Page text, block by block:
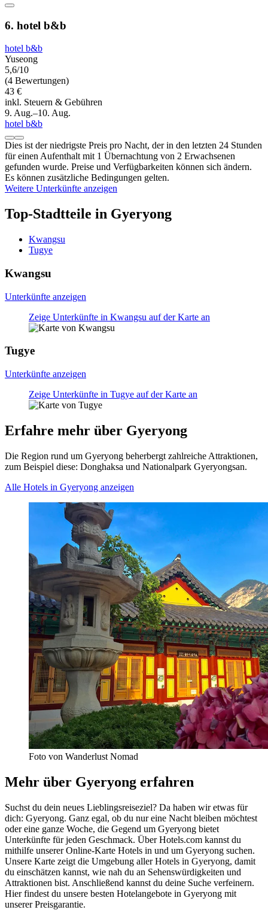
6. hotel b&b
hotel b&b
Yuseong
5,6/10
(4 Bewertungen)
43 €
inkl. Steuern & Gebühren
9. Aug.–10. Aug.
hotel b&b
Dies ist der niedrigste Preis pro Nacht, der in den letzten 24 Stunden
für einen Aufenthalt mit 1 Übernachtung von 2 Erwachsenen
gefunden wurde. Preise und Verfügbarkeiten können sich ändern.
Es können zusätzliche Bedingungen gelten.
Weitere Unterkünfte anzeigen
Top-Stadtteile in Gyeryong
Kwangsu
Tugye
Kwangsu
Unterkünfte anzeigen
Zeige Unterkünfte in Kwangsu auf der Karte an
Tugye
Unterkünfte anzeigen
Zeige Unterkünfte in Tugye auf der Karte an
Erfahre mehr über Gyeryong
Die Region rund um Gyeryong beherbergt zahlreiche Attraktionen,
zum Beispiel diese: Donghaksa und Nationalpark Gyeryongsan.
Alle Hotels in Gyeryong anzeigen
Foto von Wanderlust Nomad
Mehr über Gyeryong erfahren
Suchst du dein neues Lieblingsreiseziel? Da haben wir etwas für
dich: Gyeryong. Ganz egal, ob du nur eine Nacht bleiben möchtest
oder eine ganze Woche, die Gegend um Gyeryong bietet
Unterkünfte für jeden Geschmack. Über Hotels.com kannst du
mithilfe unserer Online-Karte Hotels in und um Gyeryong suchen.
Unsere Karte zeigt die Umgebung aller Hotels in Gyeryong, damit
du einschätzen kannst, wie nah du an Sehenswürdigkeiten und
Attraktionen bist. Anschließend kannst du deine Suche verfeinern.
Hier findest du unsere besten Hotelangebote in Gyeryong mit
unserer Preisgarantie.